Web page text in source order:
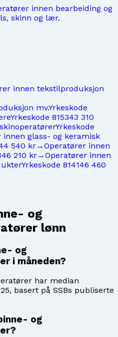
innen bearbeiding og
skinn og lær.
innen tekstilproduksjon
mv.Yrkeskode
Yrkeskode 815343 310
Yrkeskode
innen glass- og keramisk
540 kr→Operatører innen
46 210 kr→Operatører innen
Yrkeskode 814146 460
og
lønn
og
i måneden?
har median
basert på SSBs publiserte
og